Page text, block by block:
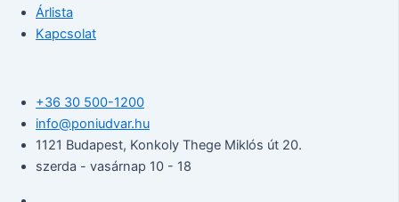
Árlista
Kapcsolat
+36 30 500-1200​
info@poniudvar.hu
1121 Budapest, Konkoly Thege Miklós út 20.
szerda - vasárnap 10 - 18